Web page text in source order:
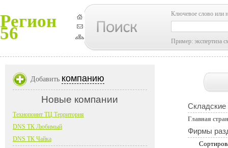
Регион
56
Ключевое слово или
Пример: экспертиза
Складские
Главная
Фирмы
Добавить компанию
Новые компании
Технопоинт ТЦ Территория
DNS ТК Любимый
DNS ТК Чайка